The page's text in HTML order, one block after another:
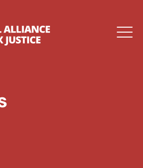
Justice